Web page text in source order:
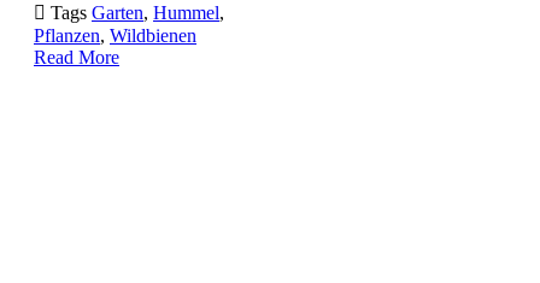
 Tags Garten, Hummel,
Pflanzen, Wildbienen
Read More